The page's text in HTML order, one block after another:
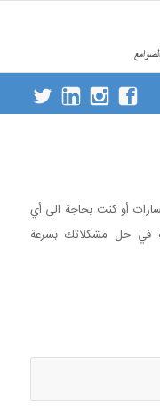
أو كنت بحاجة الى أي
في حل مشكلاتك بسرعة